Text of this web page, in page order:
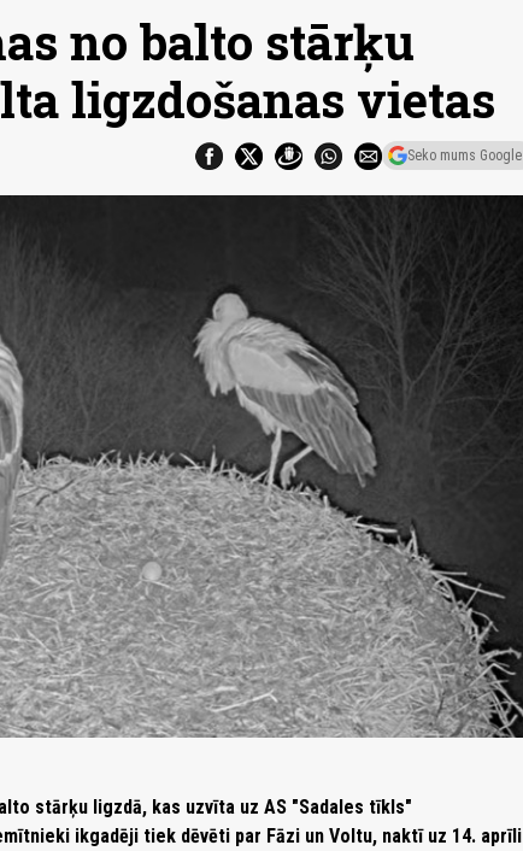
no balto stārķu
ligzdošanas vietas
Seko mums Google
stārķu ligzdā, kas uzvīta uz AS "Sadales tīkls"
ikgadēji tiek dēvēti par Fāzi un Voltu, naktī uz 14. aprīli